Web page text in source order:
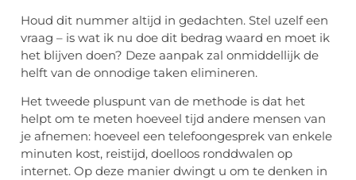
Houd dit nummer altijd in gedachten. Stel uzelf een
vraag – is wat ik nu doe dit bedrag waard en moet ik
het blijven doen? Deze aanpak zal onmiddellijk de
helft van de onnodige taken elimineren.
Het tweede pluspunt van de methode is dat het
helpt om te meten hoeveel tijd andere mensen van
je afnemen: hoeveel een telefoongesprek van enkele
minuten kost, reistijd, doelloos ronddwalen op
internet. Op deze manier dwingt u om te denken in